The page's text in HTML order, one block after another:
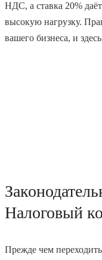
НДС, а ставка 20%
высокую нагрузку.
вашего бизнеса, и
Налоговый
Прежде чем